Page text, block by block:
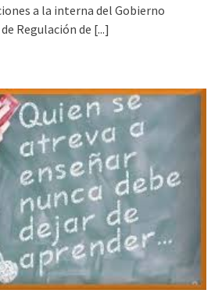
a la interna del Gobierno
Regulación de [...]